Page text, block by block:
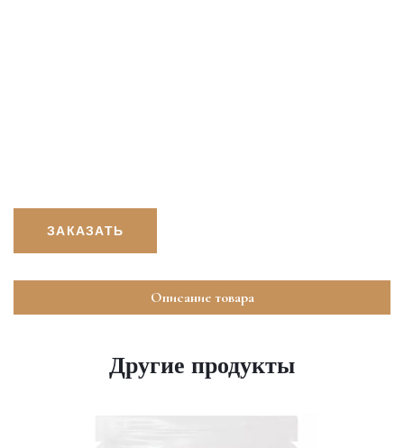
ЗАКАЗАТЬ
Описание товара
Другие продукты